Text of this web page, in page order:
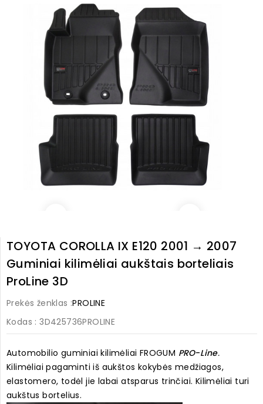
TOYOTA COROLLA IX E120 2001 → 2007
Guminiai kilimėliai aukštais borteliais
ProLine 3D
Prekės ženklas :PROLINE
Kodas : 3D425736PROLINE
Automobilio guminiai kilimėliai FROGUM PRO-Line.
Kilimėliai pagaminti iš aukštos kokybės medžiagos,
elastomero, todėl jie labai atsparus trinčiai. Kilimėliai turi
aukštus bortelius.